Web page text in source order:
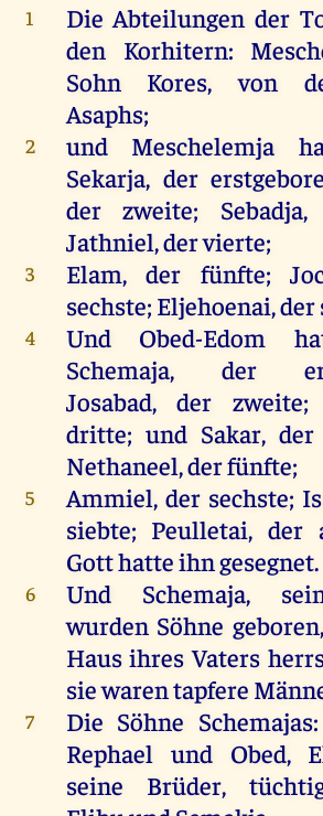
1 Die Abteilungen der
denKorhitern:
Sohn
Kores,von
Asaphs;
2 undMeschelemja
Sekarja, der
der
zweite; Sebadja,
Jathniel,dervierte;
3 Elam,der fünfte;
sechste; Eljehoenai,der
4 UndObed-Edom
Schemaja, der
Josabad,der zweite;
dritte; undSakar,der
Nethaneel,derfünfte;
5 Ammiel, der sechste;
siebte; Peulletai, der
Gotthatteihngesegnet.
6 UndSchemaja,
wurden Söhne geboren
Haus ihres Vaters
siewarentapfere
7 Die Söhne Schemajas:
Rephael und Obed,
seine
Brüder,